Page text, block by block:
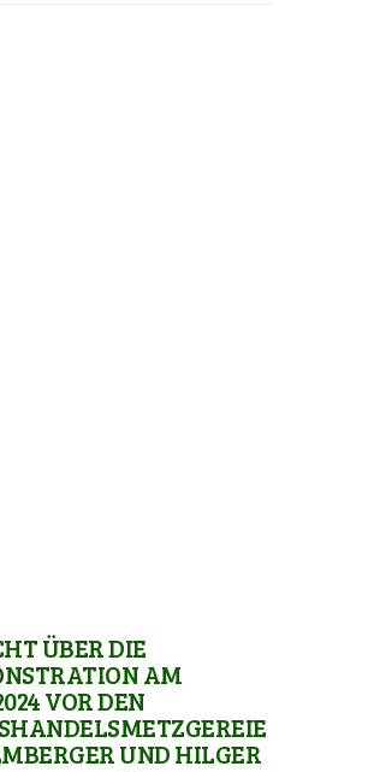
ÜBER DIE
AM
VOR DEN
UND HILGER